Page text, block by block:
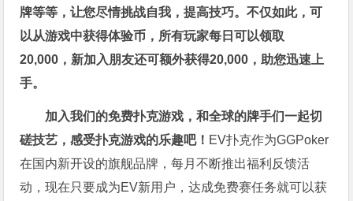
牌等等，让您尽情挑战自我，提高技巧。不仅如此，可
以从游戏中获得体验币，所有玩家每日可以领取
20,000，新加入朋友还可额外获得20,000，助您迅速上
手。
加入我们的免费扑克游戏，和全球的牌手们一起切
磋技艺，感受扑克游戏的乐趣吧！ EV扑克作为GGPoker
在国内新开设的旗舰品牌，每月不断推出福利反馈活
动，现在只要成为EV新用户，达成免费赛任务就可以获